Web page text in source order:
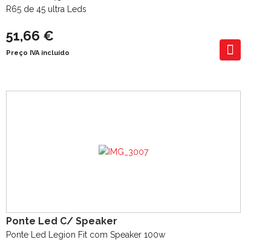
R65 de 45 ultra Leds
51,66 €
Preço IVA incluído
Ponte Led C/ Speaker
Ponte Led Legion Fit com Speaker 100w